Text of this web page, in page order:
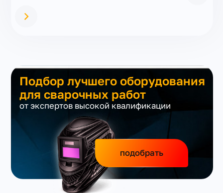
Подбор лучшего оборудования
для сварочных работ
от экспертов высокой квалификации
подобрать